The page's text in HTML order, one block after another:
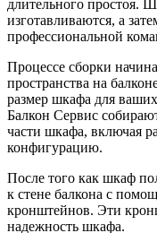
длительного простоя.
изготавливаются, а
профессиональной
Процессе сборки
пространства на
размер шкафа для
Балкон Сервис
части шкафа, включая
конфигурацию.
После того как шкаф
к стене балкона с
кронштейнов. Эти
надежность шкафа.